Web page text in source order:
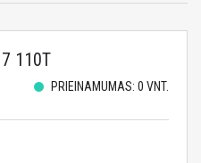
110T
PRIEINAMUMAS: 0 VNT.